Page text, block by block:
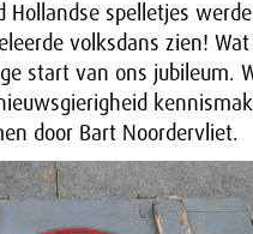
Hollandse spelletjes
volksdans zien!
start van ons jubileum.
door Bart Noordervliet.